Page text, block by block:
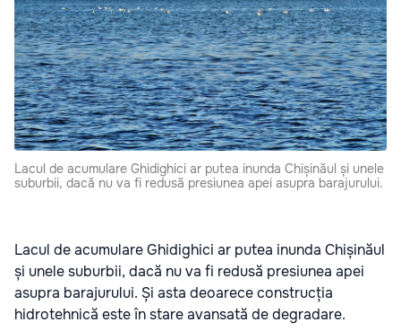
Lacul de acumulare Ghidighici ar putea inunda Chișinăul și unele
suburbii, dacă nu va fi redusă presiunea apei asupra barajurului.
Lacul de acumulare Ghidighici ar putea inunda Chișinăul
și unele suburbii, dacă nu va fi redusă presiunea apei
asupra barajurului. Și asta deoarece construcția
hidrotehnică este în stare avansată de degradare.